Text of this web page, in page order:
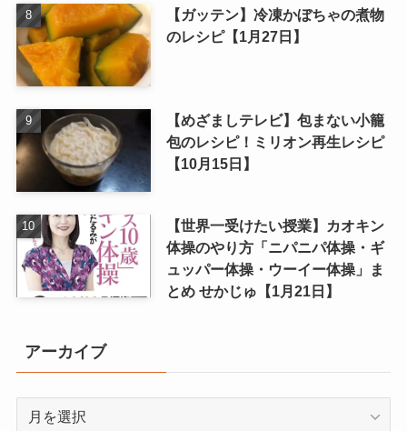
【ガッテン】冷凍かぼちゃの煮物
のレシピ【1月27日】
【めざましテレビ】包まない小籠
包のレシピ！ミリオン再生レシピ
【10月15日】
【世界一受けたい授業】カオキン
体操のやり方「ニパニパ体操・ギ
ュッパー体操・ウーイー体操」ま
とめ せかじゅ【1月21日】
アーカイブ